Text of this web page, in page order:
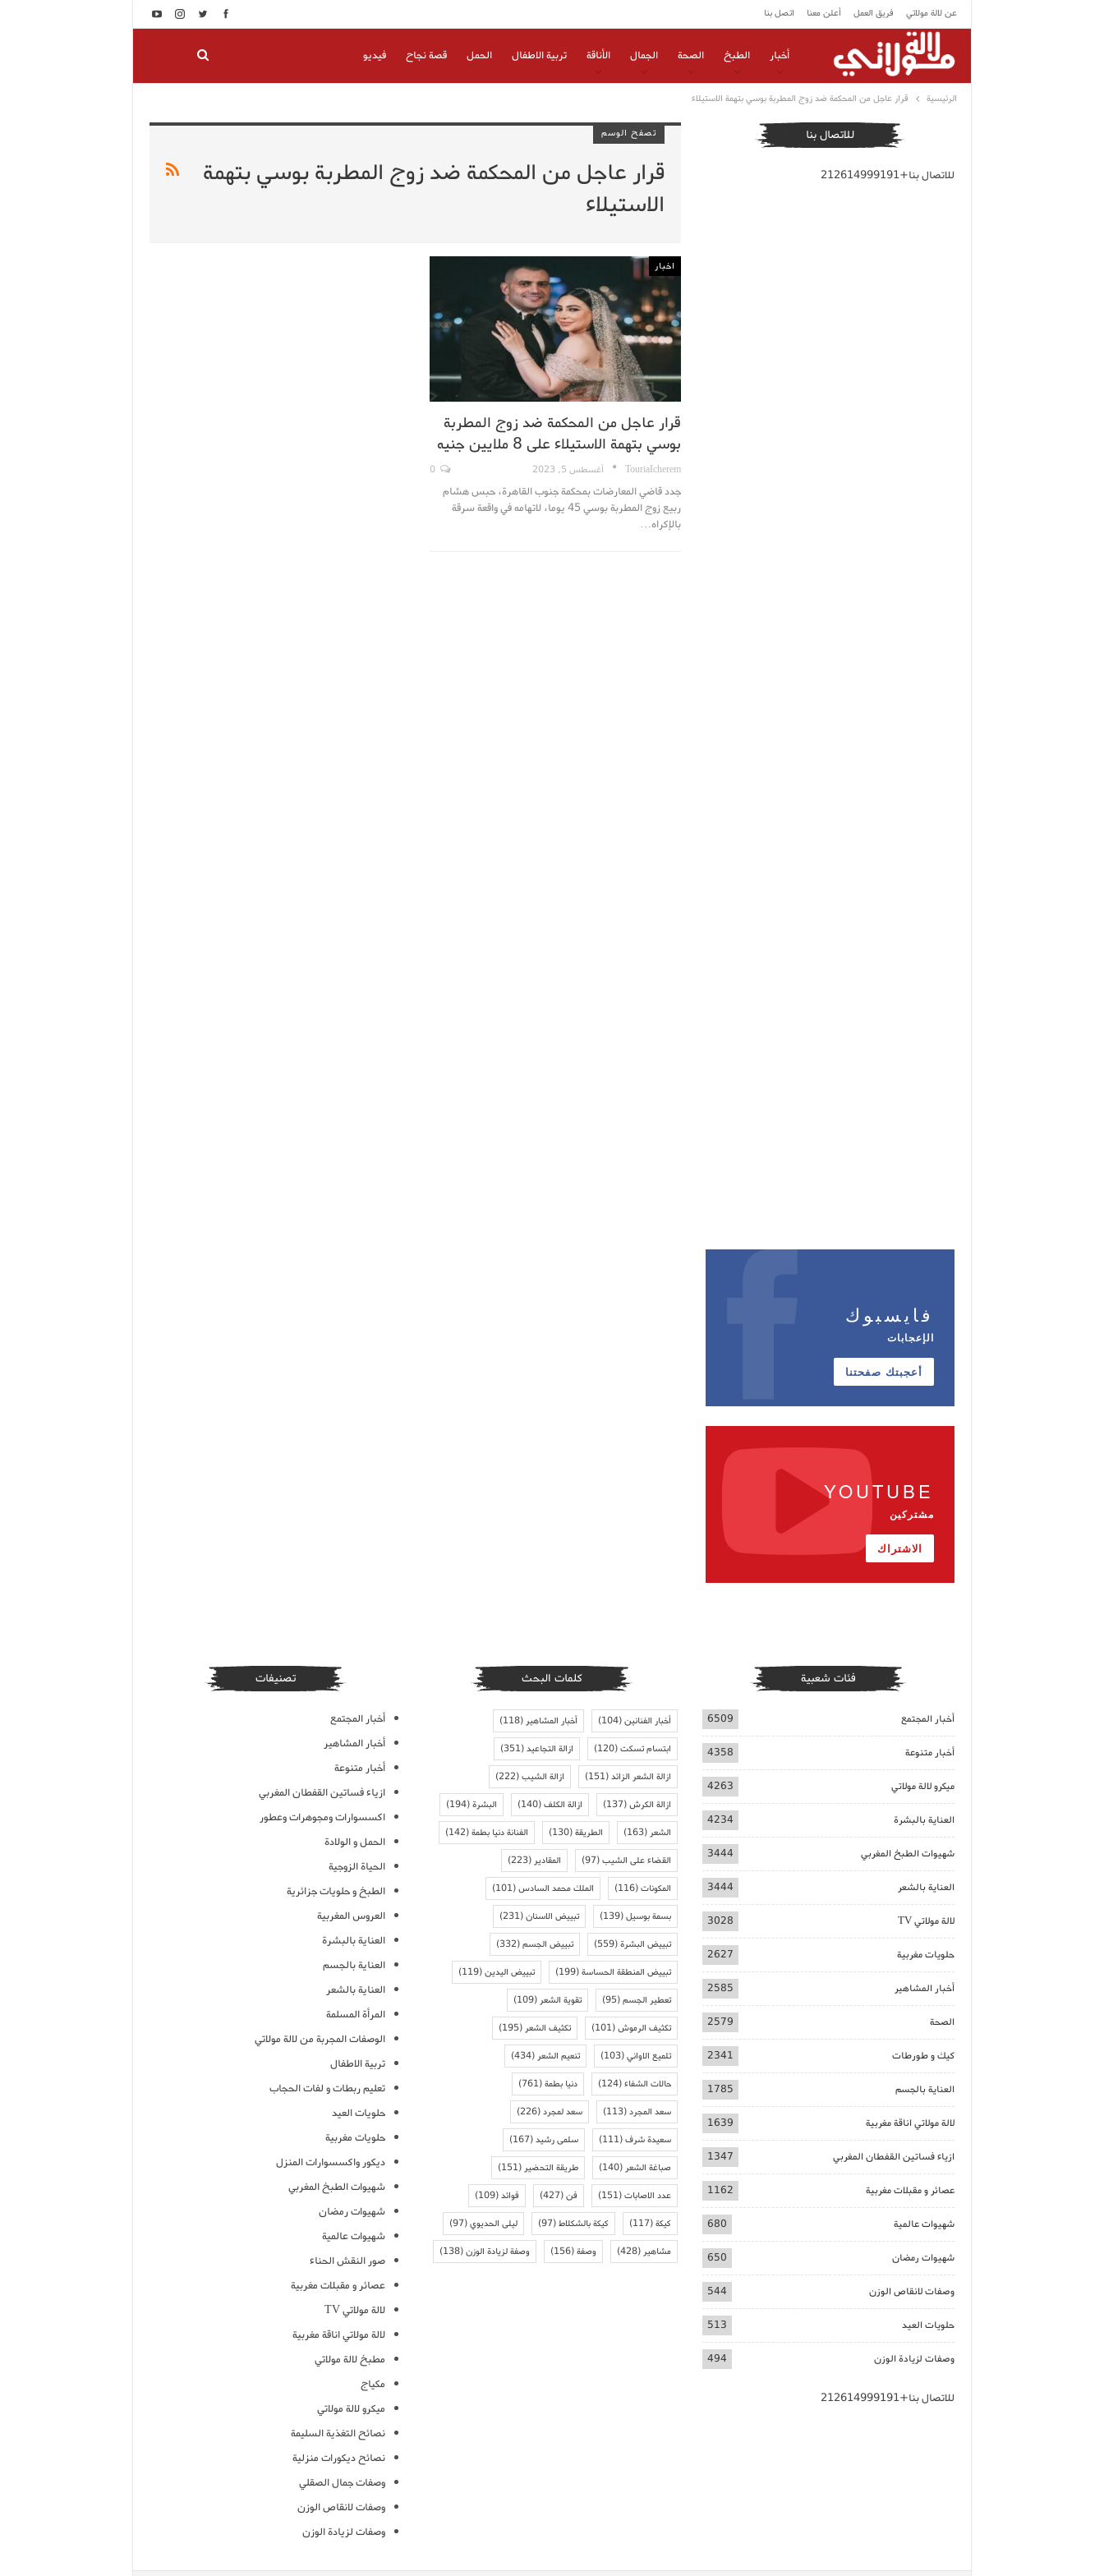
عن لالة مولاتي فريق العمل أعلن معنا اتصل بنا
أخبار الطبخ الصحة الجمال الأناقة تربية الاطفال الحمل قصة نجاح فيديو
الرئيسية قرار عاجل من المحكمة ضد زوج المطربة بوسي بتهمة الاستيلاء
تصفح الوسم
قرار عاجل من المحكمة ضد زوج المطربة بوسي بتهمة
الاستيلاء
اخبار
قرار عاجل من المحكمة ضد زوج المطربة
بوسي بتهمة الاستيلاء على 8 ملايين جنيه
TouriaIcherem أغسطس 5, 2023
جدد قاضي المعارضات بمحكمة جنوب القاهرة، حبس هشام
ربيع زوج المطربة بوسي 45 يوما، لاتهامه في واقعة سرقة
بالإكراه…
للاتصال بنا
للاتصال بنا+212614999191
فايسبوك
الإعجابات
أعجبتك صفحتنا
YOUTUBE
مشتركين
الاشتراك
فئات شعبية
أخبار المجتمع 6509
أخبار متنوعة 4358
ميكرو لالة مولاتي 4263
العناية بالبشرة 4234
شهيوات الطبخ المغربي 3444
العناية بالشعر 3444
لالة مولاتي TV 3028
حلويات مغربية 2627
أخبار المشاهير 2585
الصحة 2579
كيك و طورطات 2341
العناية بالجسم 1785
لالة مولاتي اناقة مغربية 1639
ازياء فساتين القفطان المغربي 1347
عصائر و مقبلات مغربية 1162
شهيوات عالمية 680
شهيوات رمضان 650
وصفات لانقاص الوزن 544
حلويات العيد 513
وصفات لزيادة الوزن 494
للاتصال بنا+212614999191
كلمات البحث
أخبار الفنانين(104) أخبار المشاهير(118)
ابتسام تسكت(120) ازالة التجاعيد(351)
ازالة الشعر الزائد(151) ازالة الشيب(222)
ازالة الكرش(137) ازالة الكلف(140) البشرة(194)
الشعر(163) الطريقة(130) الفنانة دنيا بطمة(142)
القضاء على الشيب(97) المقادير(223)
المكونات(116) الملك محمد السادس(101)
بسمة بوسيل(139) تبييض الاسنان(231)
تبييض البشرة(559) تبييض الجسم(332)
تبييض المنطقة الحساسة(199) تبييض اليدين(119)
تعطير الجسم(95) تقوية الشعر(109)
تكثيف الرموش(101) تكثيف الشعر(195)
تلميع الاواني(103) تنعيم الشعر(434)
حالات الشفاء(124) دنيا بطمة(761)
سعد المجرد(113) سعد لمجرد(226)
سعيدة شرف(111) سلمى رشيد(167)
صباغة الشعر(140) طريقة التحضير(151)
عدد الاصابات(151) فن(427) فوائد(109)
كيكة(117) كيكة بالشكلاط(97) ليلى الحديوي(97)
مشاهير(428) وصفة(156) وصفة لزيادة الوزن(138)
تصنيفات
أخبار المجتمع
أخبار المشاهير
أخبار متنوعة
ازياء فساتين القفطان المغربي
اكسسوارات ومجوهرات وعطور
الحمل و الولادة
الحياة الزوجية
الطبخ و حلويات جزائرية
العروس المغربية
العناية بالبشرة
العناية بالجسم
العناية بالشعر
المرأة المسلمة
الوصفات المجربة من لالة مولاتي
تربية الاطفال
تعليم ربطات و لفات الحجاب
حلويات العيد
حلويات مغربية
ديكور واكسسوارات المنزل
شهيوات الطبخ المغربي
شهيوات رمضان
شهيوات عالمية
صور النقش الحناء
عصائر و مقبلات مغربية
لالة مولاتي TV
لالة مولاتي اناقة مغربية
مطبخ لالة مولاتي
مكياج
ميكرو لالة مولاتي
نصائح التغذية السليمة
نصائح ديكورات منزلية
وصفات جمال الصقلي
وصفات لانقاص الوزن
وصفات لزيادة الوزن